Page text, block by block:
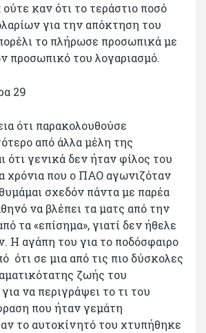
καν ότι το τεράστιο ποσό
για την απόκτηση του
το πλήρωσε προσωπικά με
προσωπικό του λογαριασμό.
29
ότι παρακολουθούσε
από άλλα μέλη της
ότι γενικά δεν ήταν φίλος του
χρόνια που ο ΠΑΟ αγωνιζόταν
σχεδόν πάντα με παρέα
να βλέπει τα ματς από την
τα «επίσημα», γιατί δεν ήθελε
Η αγάπη του για το ποδόσφαιρο
ότι σε μια από τις πιο δύσκολες
ζωής του
να περιγράψει το τι του
που ήταν γεμάτη
το αυτοκίνητό του χτυπήθηκε